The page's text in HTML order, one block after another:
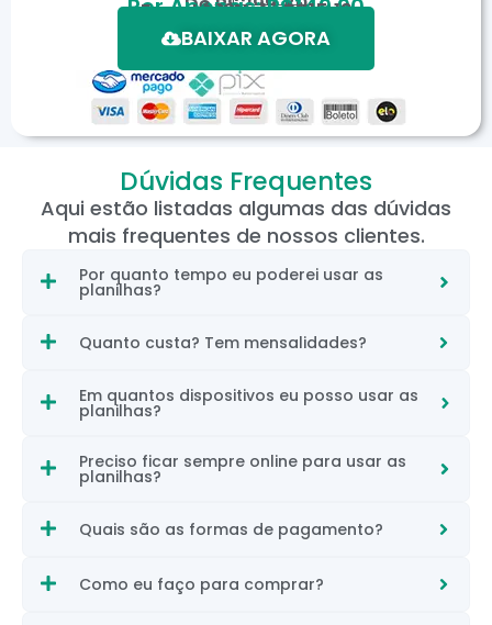
Por Apenas: R$149,90
Em até 12X de R$15,19
*Oferta válida por tempo limitado.
BAIXAR AGORA
Dúvidas Frequentes
Aqui estão listadas algumas das dúvidas
mais frequentes de nossos clientes.
Por quanto tempo eu poderei usar as
planilhas?
Quanto custa? Tem mensalidades?
Em quantos dispositivos eu posso usar as
planilhas?
Preciso ficar sempre online para usar as
planilhas?
Quais são as formas de pagamento?
Como eu faço para comprar?